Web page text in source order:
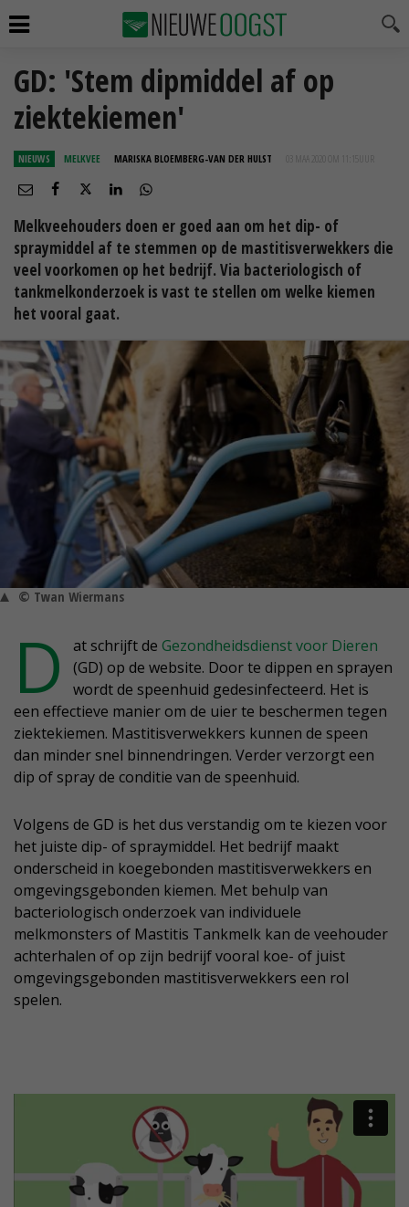
GD: 'Stem dipmiddel af op
ziektekiemen'
NIEUWS MELKVEE MARISKA BLOEMBERG-VAN DER HULST 03 MAA 2020 OM 11:15
Melkveehouders doen er goed aan om het dip- of
spraymiddel af te stemmen op de mastitisverwekkers die
veel voorkomen op het bedrijf. Via bacteriologisch of
tankmelkonderzoek is vast te stellen om welke kiemen
het vooral gaat.
© Twan Wiermans
D at schrijft de Gezondheidsdienst voor Dieren
(GD) op de website. Door te dippen en sprayen
wordt de speenhuid gedesinfecteerd. Het is
een effectieve manier om de uier te beschermen tegen
ziektekiemen. Mastitisverwekkers kunnen de speen
dan minder snel binnendringen. Verder verzorgt een
dip of spray de conditie van de speenhuid.
Volgens de GD is het dus verstandig om te kiezen voor
het juiste dip- of spraymiddel. Het bedrijf maakt
onderscheid in koegebonden mastitisverwekkers en
omgevingsgebonden kiemen. Met behulp van
bacteriologisch onderzoek van individuele
melkmonsters of Mastitis Tankmelk kan de veehouder
achterhalen of op zijn bedrijf vooral koe- of juist
omgevingsgebonden mastitisverwekkers een rol
spelen.